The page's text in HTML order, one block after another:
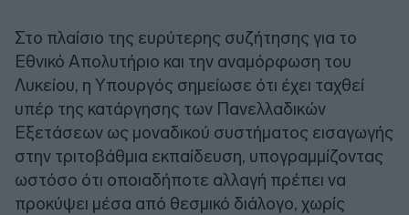
Στο πλαίσιο της ευρύτερης συζήτησης για το
Εθνικό Απολυτήριο και την αναμόρφωση του
Λυκείου, η Υπουργός σημείωσε ότι έχει ταχθεί
υπέρ της κατάργησης των Πανελλαδικών
Εξετάσεων ως μοναδικού συστήματος εισαγωγής
στην τριτοβάθμια εκπαίδευση, υπογραμμίζοντας
ωστόσο ότι οποιαδήποτε αλλαγή πρέπει να
προκύψει μέσα από θεσμικό διάλογο, χωρίς